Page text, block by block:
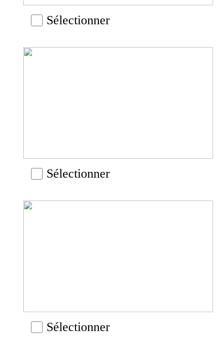
Sélectionner
Sélectionner
Sélectionner